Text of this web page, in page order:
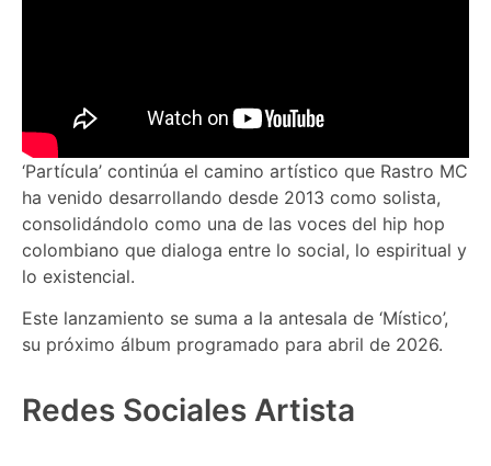
‘Partícula’ continúa el camino artístico que Rastro MC
ha venido desarrollando desde 2013 como solista,
consolidándolo como una de las voces del hip hop
colombiano que dialoga entre lo social, lo espiritual y
lo existencial.
Este lanzamiento se suma a la antesala de ‘Místico’,
su próximo álbum programado para abril de 2026.
Redes Sociales Artista